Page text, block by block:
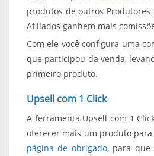
produtos de outros Produtores
Afiliados ganhem mais
Com ele você configura uma
que participou da venda,
primeiro produto.
Upsell com 1 Click
A ferramenta Upsell com 1
oferecer mais um produto
página de obrigado, para que